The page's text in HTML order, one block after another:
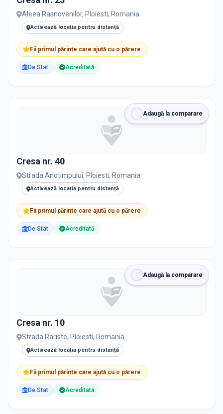
Aleea Rasnovenilor, Ploiesti, Romania
Activează locația pentru distanță
Fii primul părinte care ajută cu o părere
De Stat Acreditată
Adaugă la comparare
Cresa nr. 40
Strada Anotimpului, Ploiesti, Romania
Activează locația pentru distanță
Fii primul părinte care ajută cu o părere
De Stat Acreditată
Adaugă la comparare
Cresa nr. 10
Strada Rariste, Ploiesti, Romania
Activează locația pentru distanță
Fii primul părinte care ajută cu o părere
De Stat Acreditată